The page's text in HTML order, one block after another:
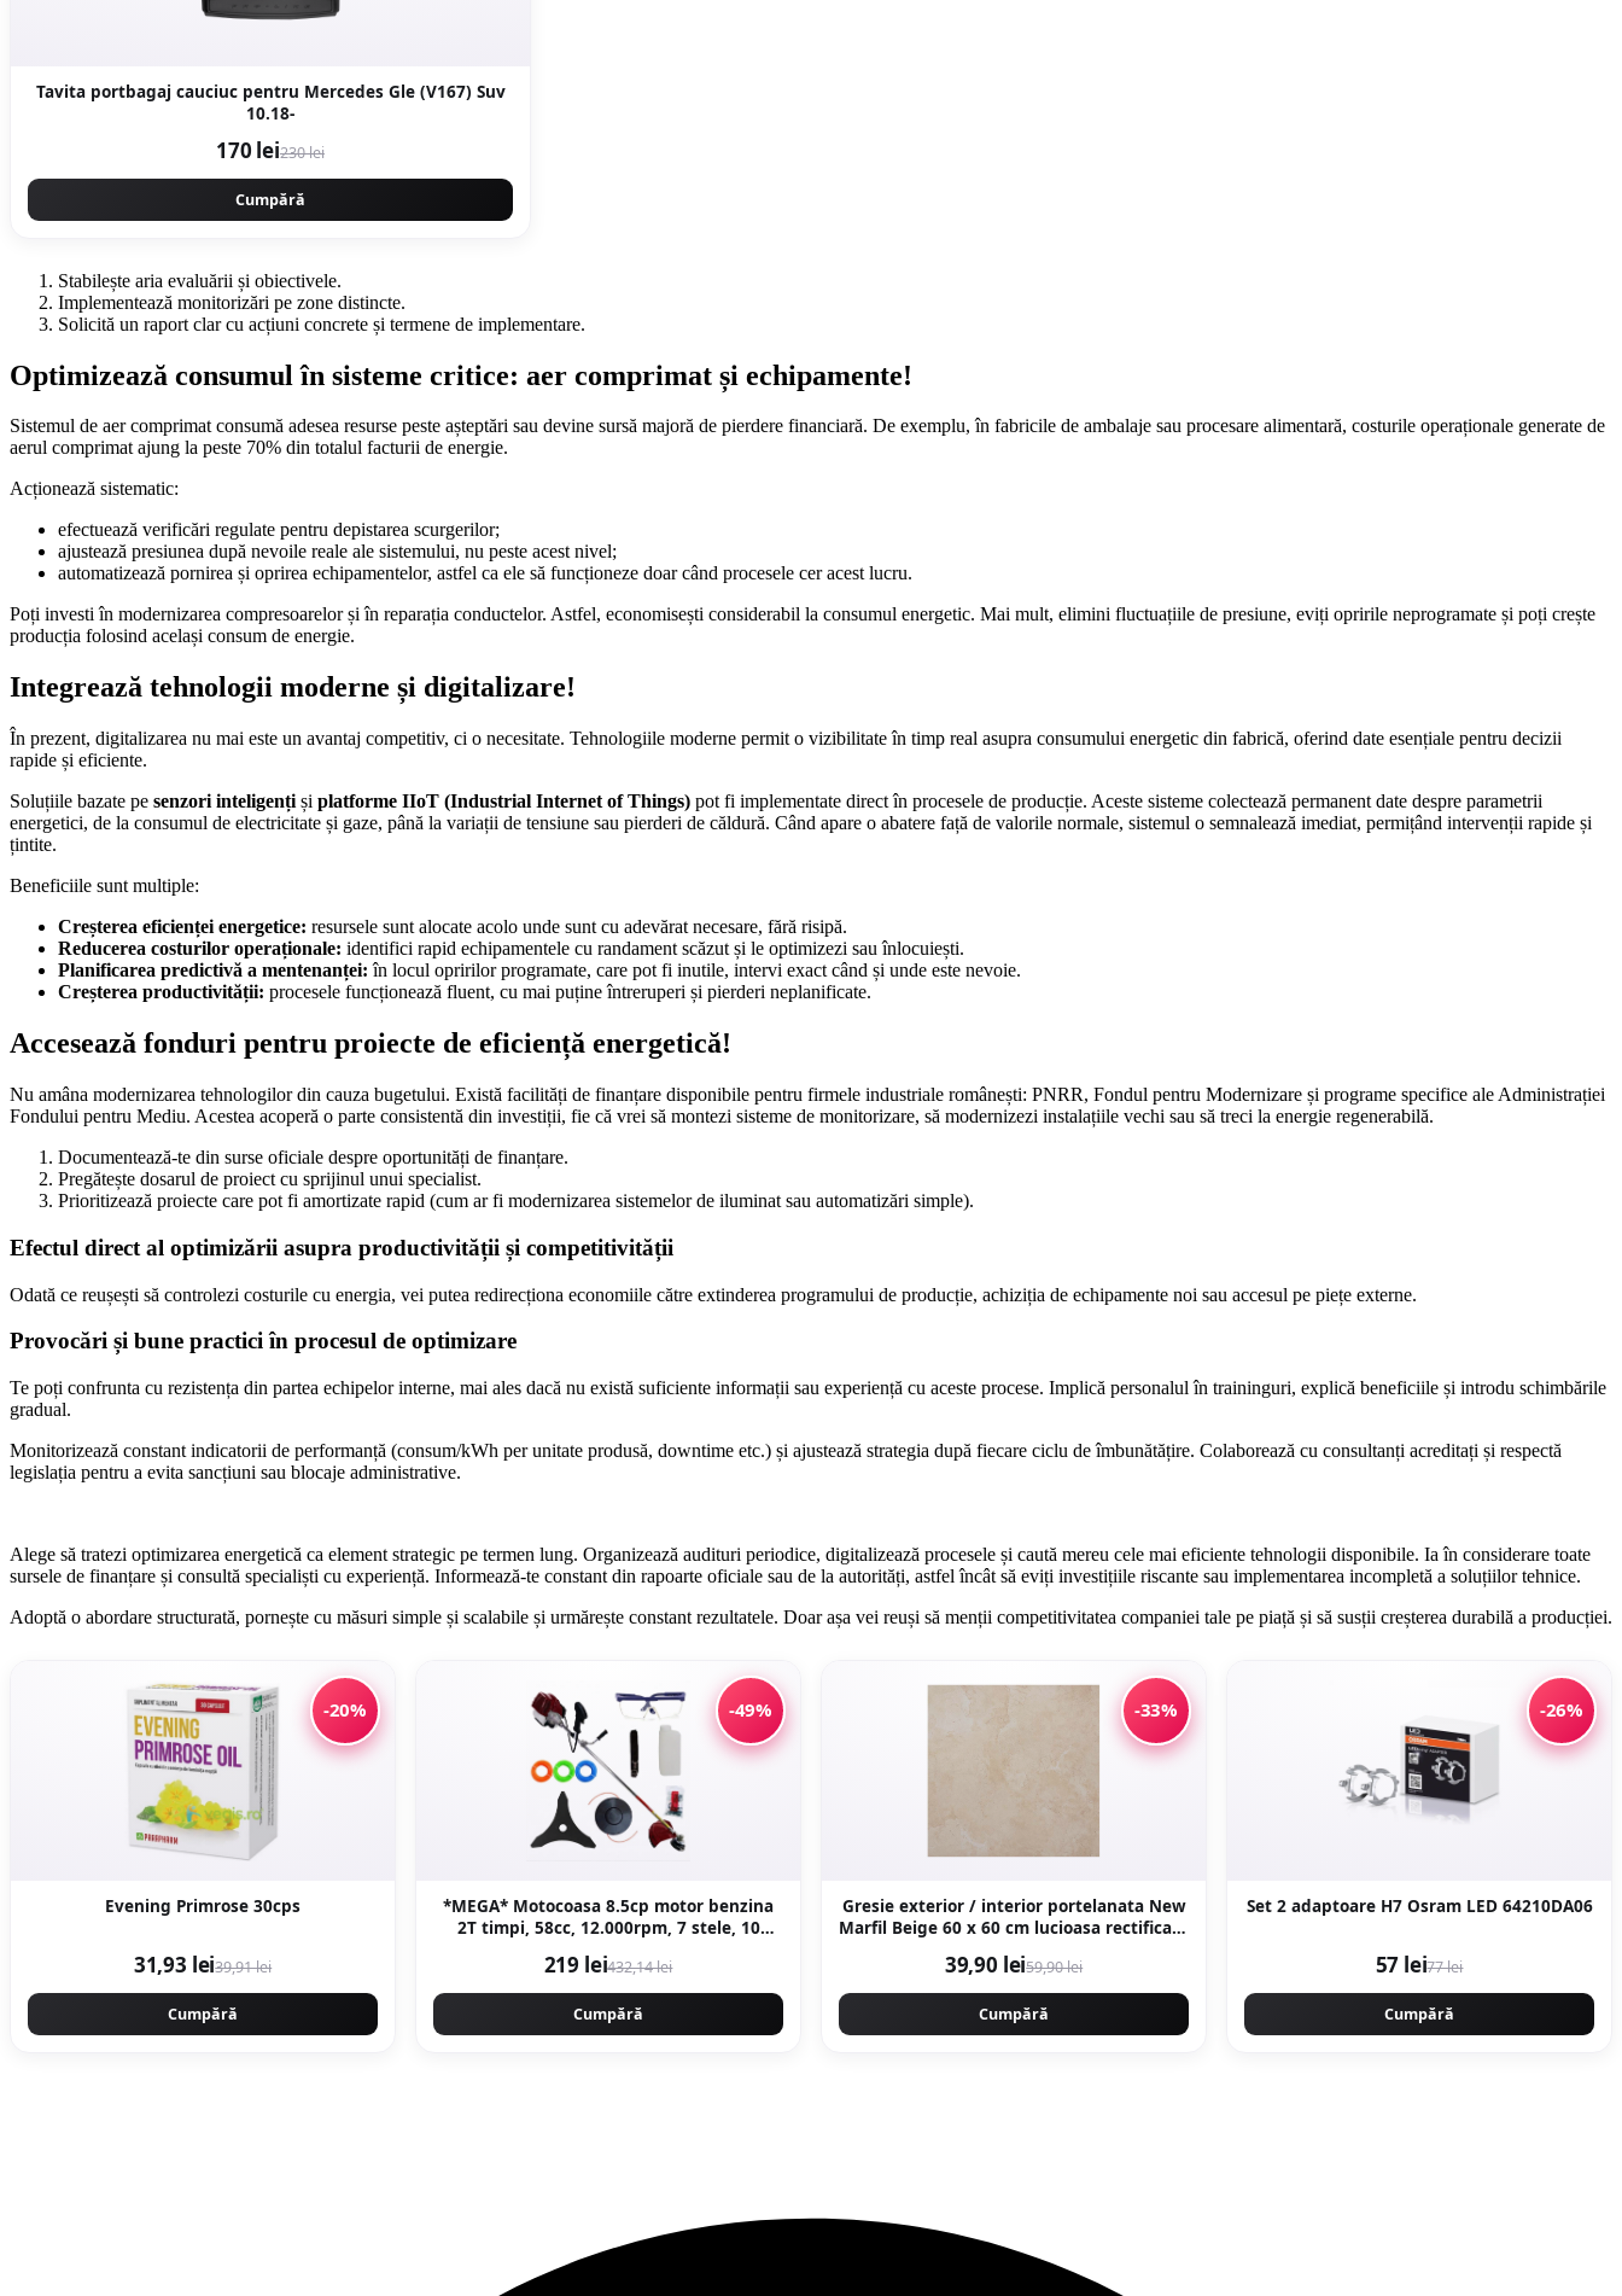
Tavita portbagaj cauciuc pentru Mercedes Gle (V167) Suv
10.18-
170 lei230 lei
Cumpără
Stabilește aria evaluării și obiectivele.
Implementează monitorizări pe zone distincte.
Solicită un raport clar cu acțiuni concrete și termene de implementare.
Optimizează consumul în sisteme critice: aer comprimat și echipamente!
Sistemul de aer comprimat consumă adesea resurse peste așteptări sau devine sursă majoră de pierdere financiară. De exemplu, în fabricile de ambalaje sau procesare alimentară, costurile operaționale generate de
aerul comprimat ajung la peste 70% din totalul facturii de energie.
Acționează sistematic:
efectuează verificări regulate pentru depistarea scurgerilor;
ajustează presiunea după nevoile reale ale sistemului, nu peste acest nivel;
automatizează pornirea și oprirea echipamentelor, astfel ca ele să funcționeze doar când procesele cer acest lucru.
Poți investi în modernizarea compresoarelor și în reparația conductelor. Astfel, economisești considerabil la consumul energetic. Mai mult, elimini fluctuațiile de presiune, eviți opririle neprogramate și poți crește
producția folosind același consum de energie.
Integrează tehnologii moderne și digitalizare!
În prezent, digitalizarea nu mai este un avantaj competitiv, ci o necesitate. Tehnologiile moderne permit o vizibilitate în timp real asupra consumului energetic din fabrică, oferind date esențiale pentru decizii
rapide și eficiente.
Soluțiile bazate pe senzori inteligenți și platforme IIoT (Industrial Internet of Things) pot fi implementate direct în procesele de producție. Aceste sisteme colectează permanent date despre parametrii
energetici, de la consumul de electricitate și gaze, până la variații de tensiune sau pierderi de căldură. Când apare o abatere față de valorile normale, sistemul o semnalează imediat, permițând intervenții rapide și
țintite.
Beneficiile sunt multiple:
Creșterea eficienței energetice: resursele sunt alocate acolo unde sunt cu adevărat necesare, fără risipă.
Reducerea costurilor operaționale: identifici rapid echipamentele cu randament scăzut și le optimizezi sau înlocuiești.
Planificarea predictivă a mentenanței: în locul opririlor programate, care pot fi inutile, intervi exact când și unde este nevoie.
Creșterea productivității: procesele funcționează fluent, cu mai puține întreruperi și pierderi neplanificate.
Accesează fonduri pentru proiecte de eficiență energetică!
Nu amâna modernizarea tehnologilor din cauza bugetului. Există facilități de finanțare disponibile pentru firmele industriale românești: PNRR, Fondul pentru Modernizare și programe specifice ale Administrației
Fondului pentru Mediu. Acestea acoperă o parte consistentă din investiții, fie că vrei să montezi sisteme de monitorizare, să modernizezi instalațiile vechi sau să treci la energie regenerabilă.
Documentează-te din surse oficiale despre oportunități de finanțare.
Pregătește dosarul de proiect cu sprijinul unui specialist.
Prioritizează proiecte care pot fi amortizate rapid (cum ar fi modernizarea sistemelor de iluminat sau automatizări simple).
Efectul direct al optimizării asupra productivității și competitivității
Odată ce reușești să controlezi costurile cu energia, vei putea redirecționa economiile către extinderea programului de producție, achiziția de echipamente noi sau accesul pe piețe externe.
Provocări și bune practici în procesul de optimizare
Te poți confrunta cu rezistența din partea echipelor interne, mai ales dacă nu există suficiente informații sau experiență cu aceste procese. Implică personalul în traininguri, explică beneficiile și introdu schimbările
gradual.
Monitorizează constant indicatorii de performanță (consum/kWh per unitate produsă, downtime etc.) și ajustează strategia după fiecare ciclu de îmbunătățire. Colaborează cu consultanți acreditați și respectă
legislația pentru a evita sancțiuni sau blocaje administrative.
Alege să tratezi optimizarea energetică ca element strategic pe termen lung. Organizează audituri periodice, digitalizează procesele și caută mereu cele mai eficiente tehnologii disponibile. Ia în considerare toate
sursele de finanțare și consultă specialiști cu experiență. Informează-te constant din rapoarte oficiale sau de la autorități, astfel încât să eviți investițiile riscante sau implementarea incompletă a soluțiilor tehnice.
Adoptă o abordare structurată, pornește cu măsuri simple și scalabile și urmărește constant rezultatele. Doar așa vei reuși să menții competitivitatea companiei tale pe piață și să susții creșterea durabilă a producției.
-20%
Evening Primrose 30cps
31,93 lei39,91 lei
Cumpără
-49%
*MEGA* Motocoasa 8.5cp motor benzina
2T timpi, 58cc, 12.000rpm, 7 stele, 10
PREFESIONAL CMP1546
219 lei432,14 lei
Cumpără
-33%
Gresie exterior / interior portelanata New
Marfil Beige 60 x 60 cm lucioasa rectificata
39,90 lei59,90 lei
Cumpără
-26%
Set 2 adaptoare H7 Osram LED 64210DA06
57 lei77 lei
Cumpără